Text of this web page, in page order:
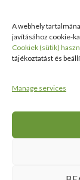
A webhely
javításához cookie-
Cookiek (sütik)
tájékoztatást és
Manage services
©2024